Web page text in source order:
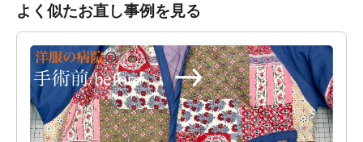
よく似たお直し事例を見る